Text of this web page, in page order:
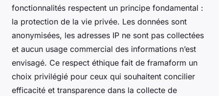
fonctionnalités respectent un principe fondamental :
la protection de la vie privée. Les données sont
anonymisées, les adresses IP ne sont pas collectées
et aucun usage commercial des informations n’est
envisagé. Ce respect éthique fait de framaform un
choix privilégié pour ceux qui souhaitent concilier
efficacité et transparence dans la collecte de